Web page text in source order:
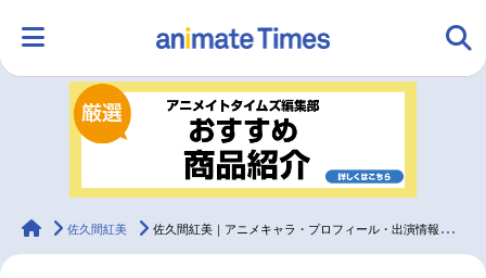
ランキング アニメ
ラジオ みんなの声 グッズ
animateTimes
佐久間紅美 佐久間紅美｜アニメキャラ・プロフィール・出演情報・最新情報まとめ